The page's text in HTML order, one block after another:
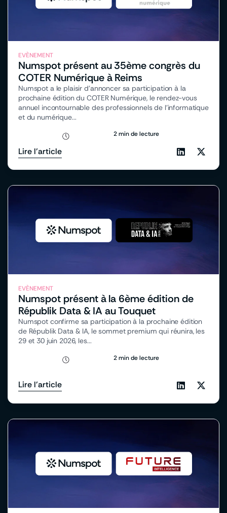
EVÈNEMENT
Numspot présent au 35ème congrès du
COTER Numérique à Reims
Numspot a le plaisir d’annoncer sa participation à la
prochaine édition du COTER Numérique, le rendez-vous
annuel incontournable des professionnels de l’informatique
et du numérique...
2 min de lecture
Lire l'article
EVÈNEMENT
Numspot présent à la 6ème édition de
Républik Data & IA au Touquet
Numspot confirme sa participation à la prochaine édition
de Républik Data & IA, le sommet premium qui réunira, les
29 et 30 juin 2026, les...
2 min de lecture
Lire l'article